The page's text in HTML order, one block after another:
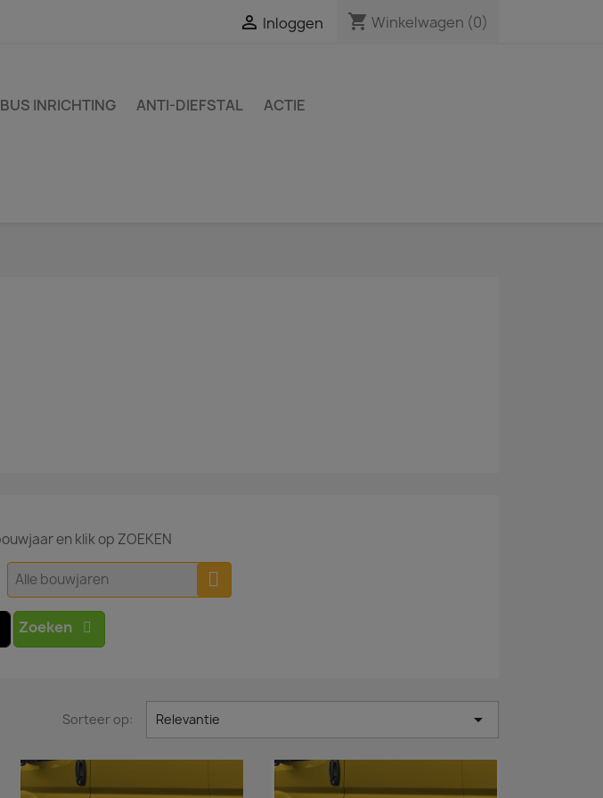
 Inloggen shopping_cart Winkelwagen (0)
BUS INRICHTING ANTI-DIEFSTAL ACTIE
en klik op ZOEKEN
Alle bouwjaren
Zoeken
Sorteer op: Relevantie 